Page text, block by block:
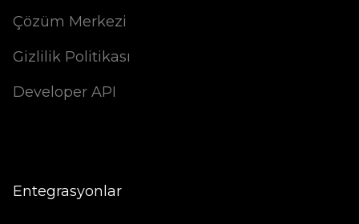
Çözüm Merkezi
Gizlilik Politikası
Developer API
Entegrasyonlar